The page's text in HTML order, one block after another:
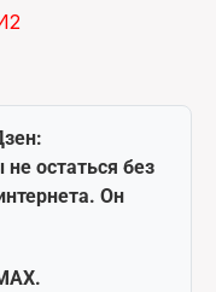
остаться без
Он